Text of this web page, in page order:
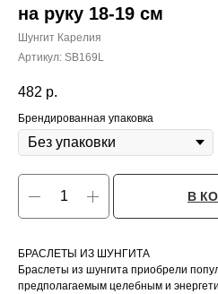
на руку 18-19 см
Шунгит Карелия
Артикул: SB169L
482 р.
Брендированная упаковка
В
БРАСЛЕТЫ ИЗ ШУНГИТА
Браслеты из шунгита приобрели
предполагаемым целебным и